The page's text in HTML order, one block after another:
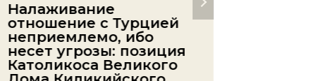
Налаживание
отношение с Турцией
неприемлемо, ибо
несет угрозы: позиция
Католикоса Великого